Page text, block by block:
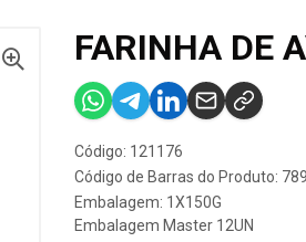
FARINHA DE
Código: 121176
Código de Barras do Produto:
Embalagem: 1X150G
Embalagem Master 12UN